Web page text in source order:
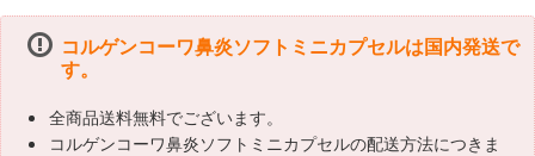
コルゲンコーワ鼻炎ソフトミニカプセルは国内発送で
す。
全商品送料無料でございます。
コルゲンコーワ鼻炎ソフトミニカプセルの配送方法につきま